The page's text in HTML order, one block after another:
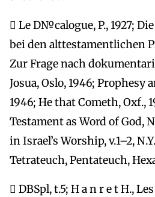
 Le D№calogue, P., 1927;
bei den alttestamentlichen
Zur Frage nach
Josua, Oslo, 1946; Prophesy
1946; He that Cometh, Oxf.,
Testament as Word of God,
in Israel’s Worship, v.1–2,
Tetrateuch, Pentateuch,
 DBSpl, t.5; H a n r e t H.,